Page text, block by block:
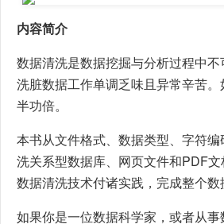
内容简介
数据清洗是数据挖掘与分析过程中
洗脏数据工作单调乏味且异常辛苦
半功倍。
本书从文件格式、数据类型、字符
洗关系型数据库、网页文件和PDF
数据清洗技术付诸实践，完成整个数
如果你是一位数据科学家，或者从